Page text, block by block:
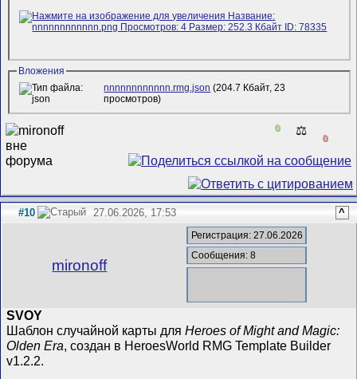
Вложения
nnnnnnnnnnnn.rmg.json (204.7 Кбайт, 23
просмотров)
0 ⚖️
0
#10 27.06.2026, 17:53 ^
mironoff
Регистрация: 27.06.2026
Сообщения: 8
SVOY
Шаблон случайной карты дляHeroes of Might and Magic:
Olden Era, создан в HeroesWorld RMG Template Builder
v1.2.2.